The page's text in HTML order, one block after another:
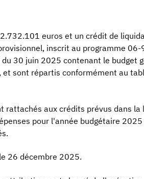
euros et un crédit de
inscrit au programme 06-
30 juin 2025 contenant le budget
sont répartis conformément au
rattachés aux crédits prévus dans la
pour l'année budgétaire 2025
26 décembre 2025.